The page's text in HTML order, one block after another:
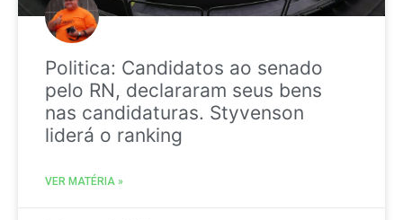
Politica: Candidatos ao senado
pelo RN, declararam seus bens
nas candidaturas. Styvenson
liderá o ranking
VER MATÉRIA »